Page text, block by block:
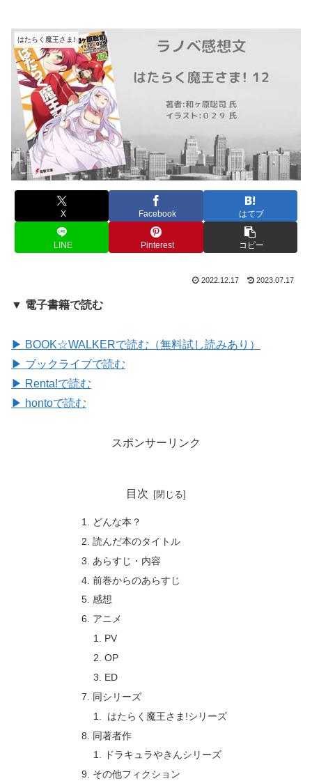
はたらく魔王さま!
X Facebook はてブ
LINE Pinterest コピー
2022.12.17 2023.07.17
▼ 電子書籍で読む
▶ BOOK☆WALKERで読む（無料試し読みあり）
▶ ブックライブで読む
▶ Renta!で読む
▶ hontoで読む
スポンサーリンク
目次
どんな本？
読んだ本のタイトル
あらすじ・内容
前巻からのあらすじ
感想
アニメ
PV
OP
ED
同シリーズ
はたらく魔王さま!シリーズ
同著者作
ドラキュラやきんシリーズ
その他フィクション